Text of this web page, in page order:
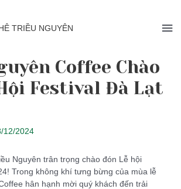
TRIỀU NGUYÊN
Coffee Chào
Festival Đà Lạt
12/2024
Nguyên trân trọng chào đón Lễ hội
Trong không khí tưng bừng của mùa lễ
hân hạnh mời quý khách đến trải